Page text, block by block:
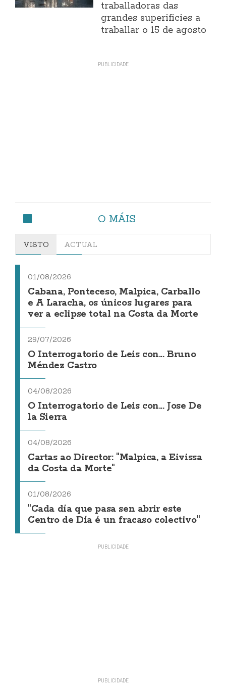
traballadoras das
grandes superificies a
traballar o 15 de agosto
O MÁIS
VISTO ACTUAL
01/08/2026
Cabana, Ponteceso, Malpica, Carballo
e A Laracha, os únicos lugares para
ver a eclipse total na Costa da Morte
29/07/2026
O Interrogatorio de Leis con... Bruno
Méndez Castro
04/08/2026
O Interrogatorio de Leis con... Jose De
la Sierra
04/08/2026
Cartas ao Director: "Malpica, a Eivissa
da Costa da Morte"
01/08/2026
"Cada día que pasa sen abrir este
Centro de Día é un fracaso colectivo"